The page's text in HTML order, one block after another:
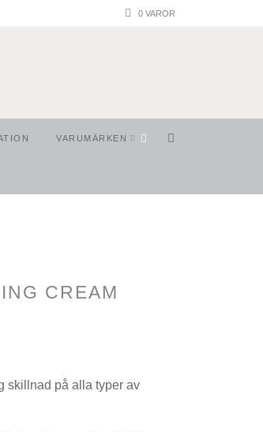
0 VAROR
VARUMÄRKEN
CREAM
skillnad på alla typer av